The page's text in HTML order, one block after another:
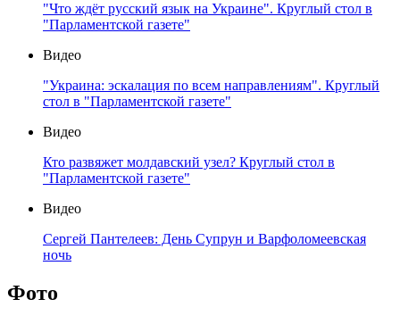
"Что ждёт русский язык на Украине". Круглый стол в
"Парламентской газете"
Видео
"Украина: эскалация по всем направлениям". Круглый
стол в "Парламентской газете"
Видео
Кто развяжет молдавский узел? Круглый стол в
"Парламентской газете"
Видео
Сергей Пантелеев: День Супрун и Варфоломеевская
ночь
Фото